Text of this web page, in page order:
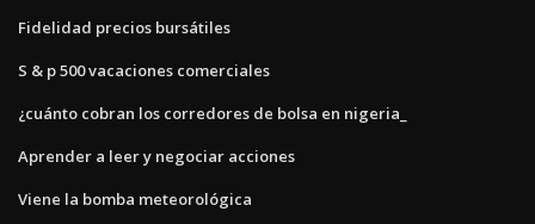
Fidelidad precios bursátiles
S & p 500 vacaciones comerciales
¿cuánto cobran los corredores de bolsa en nigeria_
Aprender a leer y negociar acciones
Viene la bomba meteorológica